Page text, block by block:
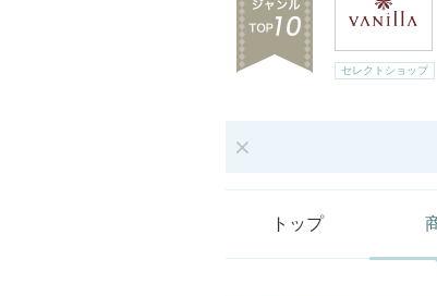
セレクトショップ
トップ